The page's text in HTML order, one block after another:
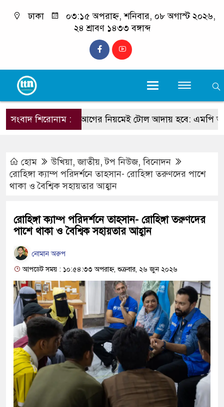
ঢাকা
০৩:১৫ অপরাহ্ন, শনিবার, ০৮ অগাস্ট ২০২৬,
২৪ শ্রাবণ ১৪৩৩ বঙ্গাব্দ
সংবাদ শিরোনাম :
ঘাটে আগের নিয়মেই টোল আদায় হবে: এমপি
হোম উখিয়া,জাতীয়,টপ নিউজ,বিনোদন
রোহিঙ্গা ক্যাম্প পরিদর্শনে তাহসান- রোহিঙ্গা তরুণদের পাশে
থাকা ও বৈশ্বিক সহায়তার আহ্বান
রোহিঙ্গা ক্যাম্প পরিদর্শনে তাহসান- রোহিঙ্গা তরুণদের
পাশে থাকা ও বৈশ্বিক সহায়তার আহ্বান
নোমান অরুপ
আপডেট সময় : ১০:৫৪:৩৩ অপরাহ্ন, শুক্রবার, ২৬ জুন ২০২৬